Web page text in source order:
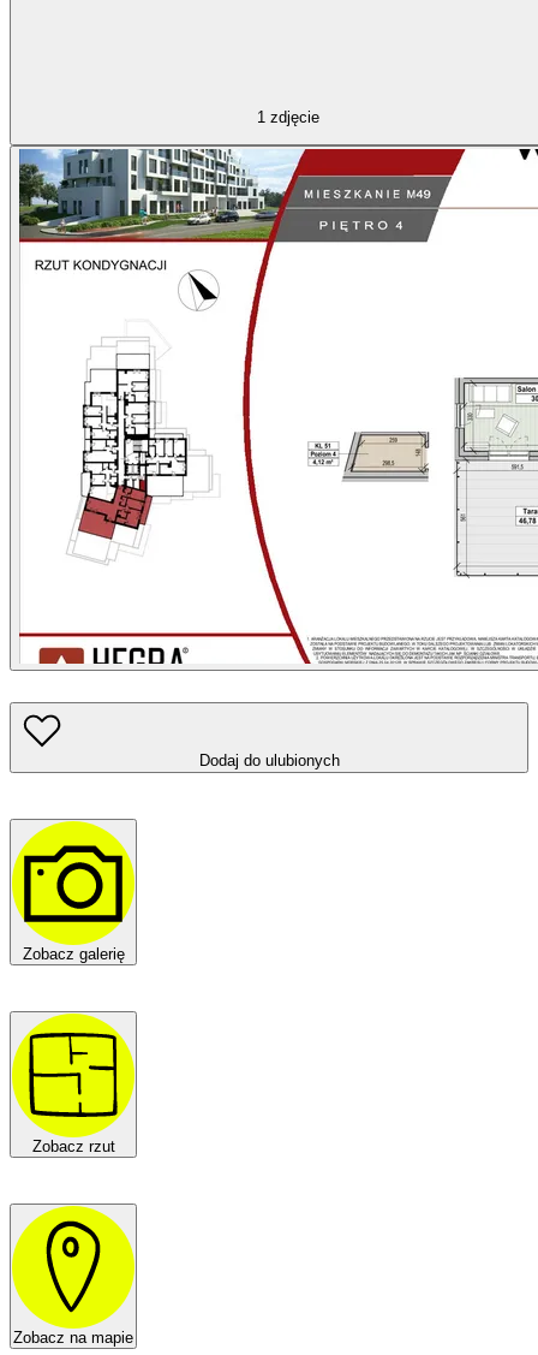
1 zdjęcie
Dodaj do ulubionych
Zobacz galerię
Zobacz rzut
Zobacz na mapie